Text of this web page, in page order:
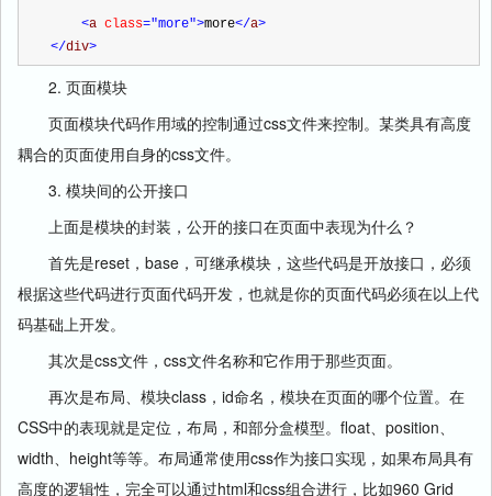
<a class="more">more</a>
</div>
2. 页面模块
页面模块代码作用域的控制通过css文件来控制。某类具有高度
耦合的页面使用自身的css文件。
3. 模块间的公开接口
上面是模块的封装，公开的接口在页面中表现为什么？
首先是reset，base，可继承模块，这些代码是开放接口，必须
根据这些代码进行页面代码开发，也就是你的页面代码必须在以上代
码基础上开发。
其次是css文件，css文件名称和它作用于那些页面。
再次是布局、模块class，id命名，模块在页面的哪个位置。在
CSS中的表现就是定位，布局，和部分盒模型。float、position、
width、height等等。布局通常使用css作为接口实现，如果布局具有
高度的逻辑性，完全可以通过html和css组合进行，比如960 Grid